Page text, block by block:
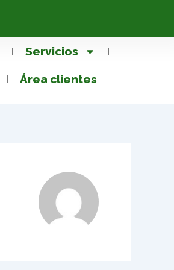
Servicios
Área clientes